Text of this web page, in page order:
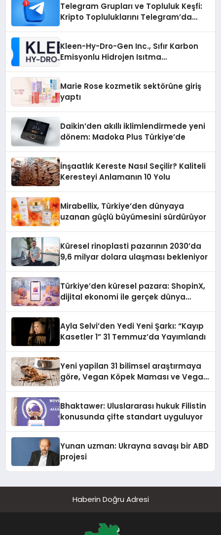
Telegram Grupları ve Topluluk Keşfi:
Kripto Topluluklarını Telegram’da
Kleen-Hy-Dro-Gen Inc., Sıfır Karbon
Emisyonlu Hidrojen Isıtma
Marie Rose kozmetik sektörüne giriş
yaptı
Daikin’den akıllı iklimlendirmede yeni
dönem: Madoka Plus Türkiye’de
İnşaatlık Kereste Nasıl Seçilir? Kaliteli
Keresteyi Anlamanın 10 Yolu
Mirabellix, Türkiye’den dünyaya
uzanan güçlü büyümesini sürdürüyor
Küresel rinoplasti pazarının 2030’da
9,6 milyar dolara ulaşması bekleniyor
Türkiye’den küresel pazara: ShopinX,
dijital ekonomi ile gerçek dünya
Ayla Selvi’den Yedi Yeni Şarkı: “Kayıp
Kasetler 1” 31 Temmuz’da Yayımlandı
Yeni yapilan 31 bilimsel araştırmaya
göre, Vegan Köpek Maması ve Vegan
Bhaktawer: Uluslararası hukuk Filistin
konusunda çifte standart uyguluyor
Yunan uzman: Ukrayna savaşı bir ABD
projesi
Haberin Doğru Adresi